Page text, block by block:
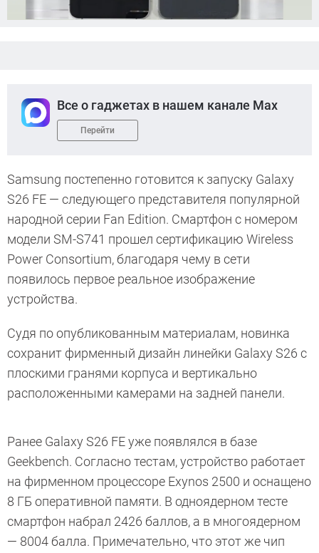
Все о гаджетах в нашем канале Max
Перейти
Samsung постепенно готовится к запуску Galaxy
S26 FE — следующего представителя популярной
народной серии Fan Edition. Смартфон с номером
модели SM-S741 прошел сертификацию Wireless
Power Consortium, благодаря чему в сети
появилось первое реальное изображение
устройства.
Судя по опубликованным материалам, новинка
сохранит фирменный дизайн линейки Galaxy S26 с
плоскими гранями корпуса и вертикально
расположенными камерами на задней панели.
Ранее Galaxy S26 FE уже появлялся в базе
Geekbench. Согласно тестам, устройство работает
на фирменном процессоре Exynos 2500 и оснащено
8 ГБ оперативной памяти. В одноядерном тесте
смартфон набрал 2426 баллов, а в многоядерном
— 8004 балла. Примечательно, что этот же чип